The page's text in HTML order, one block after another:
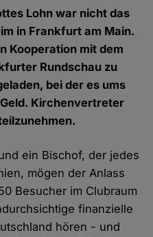
Lohn war nicht das
in Frankfurt am Main.
Kooperation mit dem
Rundschau zu
bei der es ums
Kirchenvertreter
ein Bischof, der jedes
mögen der Anlass
Besucher im Clubraum
finanzielle
hören - und